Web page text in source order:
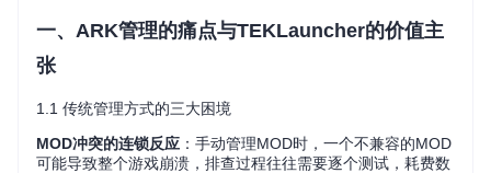
一、ARK管理的痛点与TEKLauncher的价值主
张
1.1 传统管理方式的三大困境
MOD冲突的连锁反应 ：手动管理MOD时，一个不兼容的MOD
可能导致整个游戏崩溃，排查过程往往需要逐个测试，耗费数